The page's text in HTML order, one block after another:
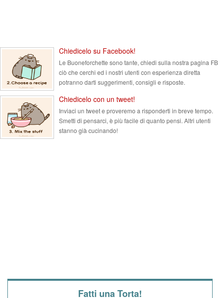
Chiedicelo su Facebook!
Le Buoneforchette sono tante, chiedi sulla nostra pagina FB
ciò che cerchi ed i nostri utenti con esperienza diretta
potranno darti suggerimenti, consigli e risposte.
Chiedicelo con un tweet!
Inviaci un tweet e proveremo a risponderti in breve tempo.
Smetti di pensarci, è più facile di quanto pensi. Altri utenti
stanno già cucinando!
Fatti una Torta!